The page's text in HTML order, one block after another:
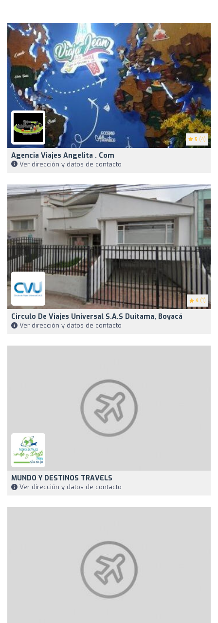
5 (4)
Agencia Viajes Angelita . Com
Ver dirección y datos de contacto
4 (1)
Circulo De Viajes Universal S.A.S Duitama, Boyacá
Ver dirección y datos de contacto
MUNDO Y DESTINOS TRAVELS
Ver dirección y datos de contacto